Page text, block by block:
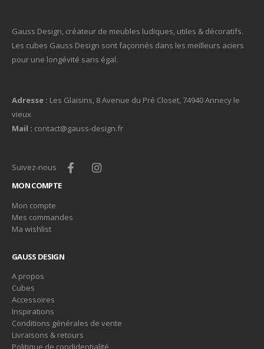
Gauss Design, créateur de meubles ludiques, utiles & décoratifs.
Les cubes Gauss Design sont façonnés dans les meilleurs aciers
pour une longévité sans égal.
Adresse : Les Glaisins, 8 Avenue du Pré Closet, 74940 Annecy le
vieux
Mail : contact@gauss-design.fr
Suivez-nous
MON COMPTE
Mon compte
Mes commandes
Ma wishlist
GAUSS DESIGN
A propos
Cubes
Accessoires
Inspirations
Conditions générales de vente
Livraisons & retours
Politique de condidentialité